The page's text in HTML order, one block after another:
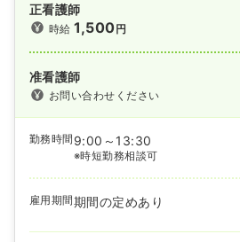
正看護師
時給1,500円
准看護師
お問い合わせください
勤務時間 9:00～13:30
※時短勤務相談可
雇用期間期間の定めあり